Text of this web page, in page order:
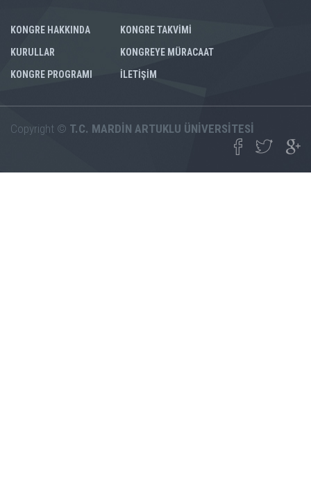
KONGRE HAKKINDA
KURULLAR
KONGRE PROGRAMI
KONGRE TAKVİMİ
KONGREYE MÜRACAAT
İLETİŞİM
Copyright © T.C. MARDİN ARTUKLU ÜNİVERSİTESİ